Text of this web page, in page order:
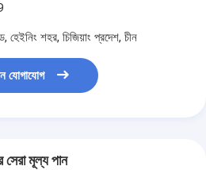
হেইনিং শহর, চিজিয়াং প্রদেশ, চীন
যোগাযোগ
সেরা মূল্য পান